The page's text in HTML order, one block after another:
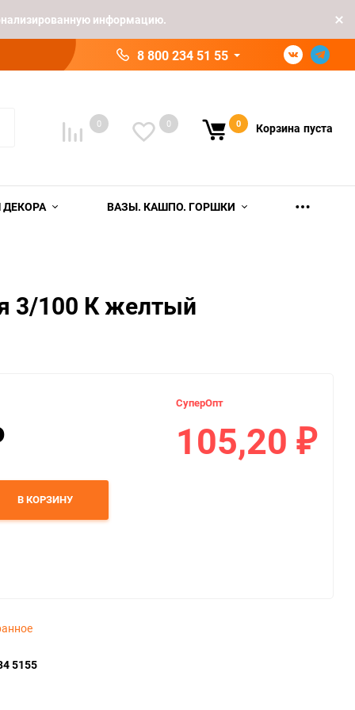
информацию.
8 800 234 51 55
0 0 0 Корзина пуста
ДЕКОРА ВАЗЫ. КАШПО. ГОРШКИ
3/100 К желтый
СуперОпт
105,20 ₽
В КОРЗИНУ
5155